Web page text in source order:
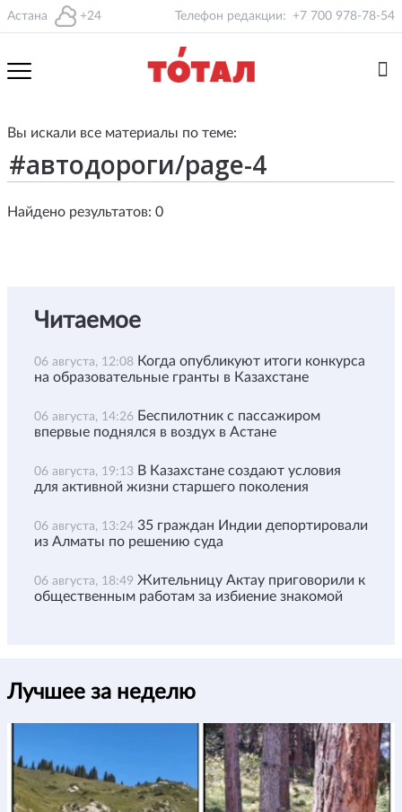
Астана +24 Телефон редакции: +7 700 978-78-54
Вы искали все материалы по теме:
Найдено результатов: 0
Читаемое
06 августа, 12:08 Когда опубликуют итоги конкурса
на образовательные гранты в Казахстане
06 августа, 14:26 Беспилотник с пассажиром
впервые поднялся в воздух в Астане
06 августа, 19:13 В Казахстане создают условия
для активной жизни старшего поколения
06 августа, 13:24 35 граждан Индии депортировали
из Алматы по решению суда
06 августа, 18:49 Жительницу Актау приговорили к
общественным работам за избиение знакомой
Лучшее за неделю